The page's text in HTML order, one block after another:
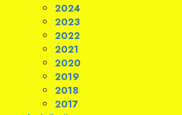
2024
2023
2022
2021
2020
2019
2018
2017